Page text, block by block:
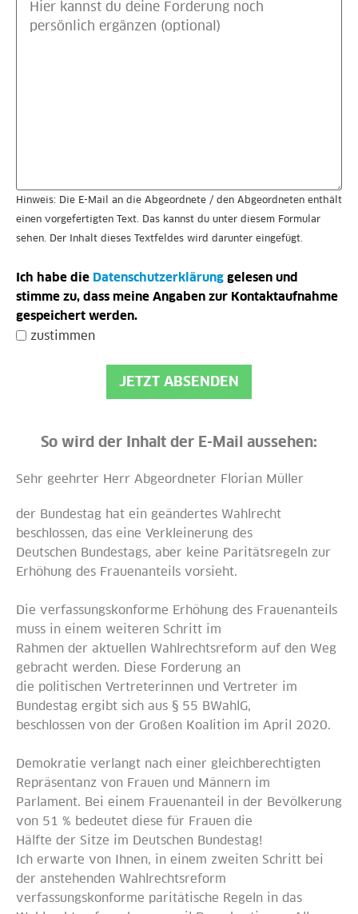
Hinweis: Die E-Mail an die Abgeordnete / den Abgeordneten enthält
einen vorgefertigten Text. Das kannst du unter diesem Formular
sehen. Der Inhalt dieses Textfeldes wird darunter eingefügt.
Ich habe die Datenschutzerklärung gelesen und
stimme zu, dass meine Angaben zur Kontaktaufnahme
gespeichert werden.
zustimmen
JETZT ABSENDEN
So wird der Inhalt der E-Mail aussehen:
Sehr geehrter Herr Abgeordneter Florian Müller
der Bundestag hat ein geändertes Wahlrecht
beschlossen, das eine Verkleinerung des
Deutschen Bundestags, aber keine Paritätsregeln zur
Erhöhung des Frauenanteils vorsieht.
Die verfassungskonforme Erhöhung des Frauenanteils
muss in einem weiteren Schritt im
Rahmen der aktuellen Wahlrechtsreform auf den Weg
gebracht werden. Diese Forderung an
die politischen Vertreterinnen und Vertreter im
Bundestag ergibt sich aus § 55 BWahlG,
beschlossen von der Großen Koalition im April 2020.
Demokratie verlangt nach einer gleichberechtigten
Repräsentanz von Frauen und Männern im
Parlament. Bei einem Frauenanteil in der Bevölkerung
von 51 % bedeutet diese für Frauen die
Hälfte der Sitze im Deutschen Bundestag!
Ich erwarte von Ihnen, in einem zweiten Schritt bei
der anstehenden Wahlrechtsreform
verfassungskonforme paritätische Regeln in das